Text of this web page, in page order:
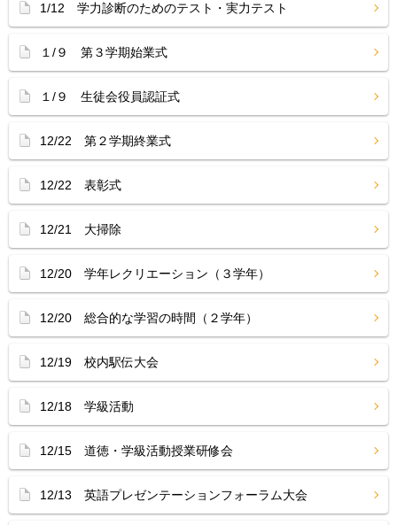
1/12 学力診断のためのテスト・実力テスト
１/９ 第３学期始業式
１/９ 生徒会役員認証式
12/22 第２学期終業式
12/22 表彰式
12/21 大掃除
12/20 学年レクリエーション（３学年）
12/20 総合的な学習の時間（２学年）
12/19 校内駅伝大会
12/18 学級活動
12/15 道徳・学級活動授業研修会
12/13 英語プレゼンテーションフォーラム大会